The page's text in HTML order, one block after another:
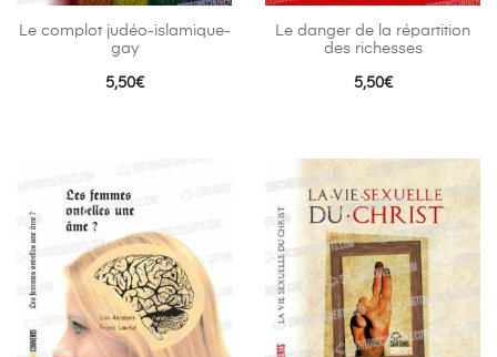
Le complot judéo-islamique-
gay
5,50€
Le danger de la répartition
des richesses
5,50€